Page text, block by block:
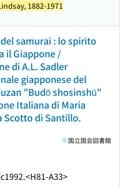
1882-1971
samurai : lo spirito
il Giappone /
di A.L. Sadler
giapponese del
"Budō shosinshū"
Italiana di Maria
Scotto di Santillo.
c1992.<H81-A33>
国立国会図書館